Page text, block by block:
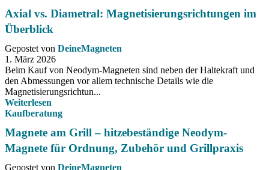
Axial vs. Diametral: Magnetisierungsrichtungen im
Überblick
Gepostet von DeineMagneten
1. März 2026
Beim Kauf von Neodym-Magneten sind neben der Haltekraft und
den Abmessungen vor allem technische Details wie die
Magnetisierungsrichtun...
Weiterlesen
Kaufberatung
Magnete am Grill – hitzebeständige Neodym-
Magnete für Ordnung, Zubehör und Grillpraxis
Gepostet von DeineMagneten